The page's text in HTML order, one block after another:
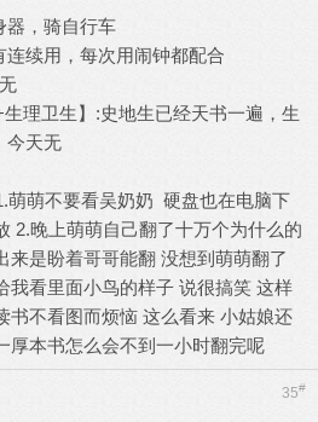
器，骑自行车
连续用，每次用闹钟都配合
理卫生】:史地生已经天书一遍，生
今天无
萌萌不要看吴奶奶 硬盘也在电脑下
2.晚上萌萌自己翻了十万个为什么的
来是盼着哥哥能翻 没想到萌萌翻了
我看里面小鸟的样子 说很搞笑 这样
书不看图而烦恼 这么看来 小姑娘还
厚本书怎么会不到一小时翻完呢
35#